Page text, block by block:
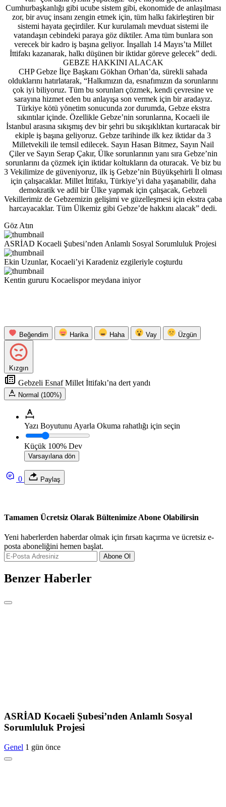
Cumhurbaşkanlığı gibi ucube sistem gibi, ekonomide de anlaşılması
zor, bir avuç insanı zengin etmek için, tüm halkı fakirleştiren bir
sistemi hayata geçirdiler. Kur kurulamalı mevduat sistemi ile
vatandaşın cebindeki paraya göz diktiler. Ama tüm bunlara son
verecek bir kadro iş başına geliyor. İnşallah 14 Mayıs’ta Millet
İttifakı kazanarak, halkı düşünen bir iktidar göreve gelecek” dedi.
GEBZE HAKKINI ALACAK
CHP Gebze İlçe Başkanı Gökhan Orhan’da, sürekli sahada
olduklarını hatırlatarak, “Halkımızın da, esnafımızın da sorunlarını
çok iyi biliyoruz. Tüm bu sorunları çözmek, kendi çevresine ve
sarayına hizmet eden bu anlayışa son vermek için bir aradayız.
Türkiye kötü yönetim sonucunda zor durumda, Gebze ekstra
sıkıntılar içinde. Özellikle Gebze’nin sorunlarına, Kocaeli ile
İstanbul arasına sıkışmış dev bir şehri bu sıkışıklıktan kurtaracak bir
ekiple iş başına geliyoruz. Gebze tarihinde ilk kez iktidar da 3
Milletvekili ile temsil edilecek. Sayın Hasan Bitmez, Sayın Nail
Çiler ve Sayın Serap Çakır, Ülke sorunlarının yanı sıra Gebze’nin
sorunlarını da çözmek için iktidar koltukların da oturacak. Ve biz bu
3 Vekilimize de güveniyoruz, ilk iş Gebze’nin Büyükşehirli İl olması
için çalışacaklar. Millet İttifakı, Türkiye’yi daha yaşanabilir, daha
demokratik ve adil bir Ülke yapmak için çalışacak, Gebzeli
Vekillerimiz de Gebzemizin gelişimi ve güzelleşmesi için ekstra çaba
harcayacaklar. Tüm Ülkemiz gibi Gebze’de hakkını alacak” dedi.
Göz Atın
ASRİAD Kocaeli Şubesi’nden Anlamlı Sosyal Sorumluluk Projesi
Ekin Uzunlar, Kocaeli’yi Karadeniz ezgileriyle coşturdu
Kentin gururu Kocaelispor meydana iniyor
Beğendim Harika Haha Vay Üzgün
Kızgın
Gebzeli Esnaf Millet İttifakı’na dert yandı
Normal (100%)
Yazı Boyutunu Ayarla Okuma rahatlığı için seçin
Küçük 100% Dev
Varsayılana dön
0 Paylaş
Tamamen Ücretsiz Olarak Bültenimize Abone Olabilirsin
Yeni haberlerden haberdar olmak için fırsatı kaçırma ve ücretsiz e-
posta aboneliğini hemen başlat.
Abone Ol
Benzer Haberler
ASRİAD Kocaeli Şubesi’nden Anlamlı Sosyal
Sorumluluk Projesi
Genel 1 gün önce